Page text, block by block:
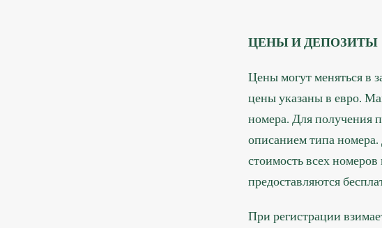
ЦЕНЫ И ДЕПОЗИТЫ
Цены могут меняться в
цены указаны в евро.
номера. Для получения
описанием типа номера.
стоимость всех
предоставляются
При регистрации